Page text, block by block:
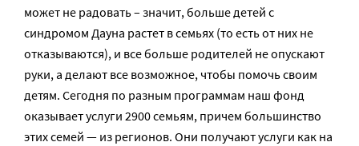
может не радовать – значит, больше детей с
синдромом Дауна растет в семьях (то есть от них не
отказываются), и все больше родителей не опускают
руки, а делают все возможное, чтобы помочь своим
детям. Сегодня по разным программам наш фонд
оказывает услуги 2900 семьям, причем большинство
этих семей — из регионов. Они получают услуги как на